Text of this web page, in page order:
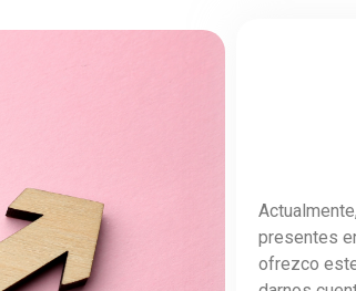
presentes
ofrezco